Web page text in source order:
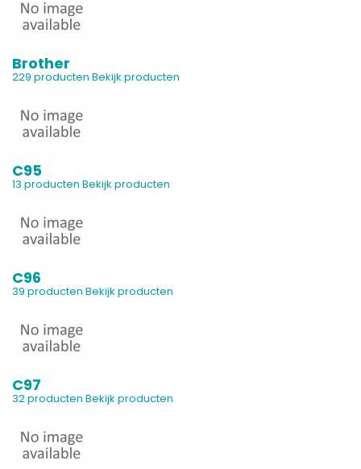
Brother
229 producten Bekijk producten
C95
13 producten Bekijk producten
C96
39 producten Bekijk producten
C97
32 producten Bekijk producten